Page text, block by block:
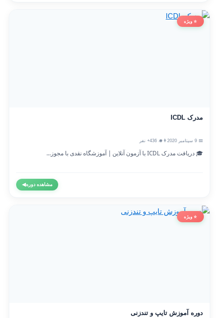
⭐ ویژه
مدرک ICDL
👨‍🎓 436+ نفر
🎓 دریافت مدرک ICDL با آزمون آنلاین | آموزشگاه نقدی با مجوز...
مشاهده دوره◀
⭐ ویژه
دوره آموزش تایپ و تندزنی